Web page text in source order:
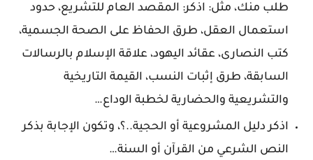
طلب منك، مثل: اذكر: المقصد العام للتشريع، حدود
استعمال العقل، طرق الحفاظ على الصحة الجسمية،
كتب النصارى، عقائد اليهود، علاقة الإسلام بالرسالات
السابقة، طرق إثبات النسب، القيمة التاريخية
والتشريعية والحضارية لخطبة الوداع…
اذكر دليل المشروعية أو الحجية..؟، وتكون الإجابة بذكر
النص الشرعي من القرآن أو السنة…